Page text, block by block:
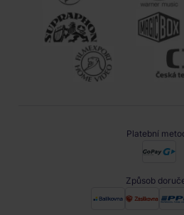
Platební
Způsob